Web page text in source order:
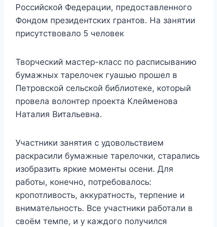
Российской Федерации, предоставленного
Фондом президентских грантов. На занятии
присутствовало 5 человек
Творческий мастер-класс по расписыванию
бумажных тарелочек гуашью прошел в
Петровской сельской библиотеке, который
провела волонтер проекта Клейменова
Наталия Витальевна.
Участники занятия с удовольствием
раскрасили бумажные тарелочки, старались
изобразить яркие моменты осени. Для
работы, конечно, потребовалось:
кропотливость, аккуратность, терпение и
внимательность. Все участники работали в
своём темпе, и у каждого получился